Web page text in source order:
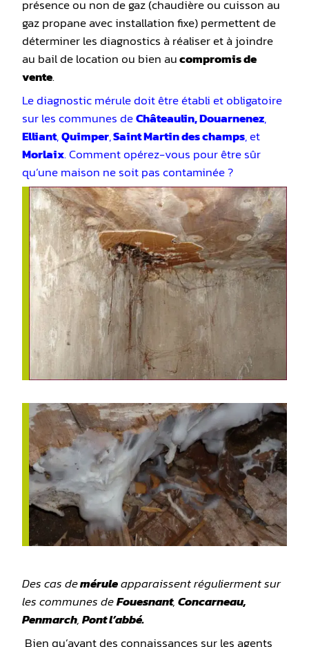
présence ou non de gaz (chaudière ou cuisson au
gaz propane avec installation fixe) permettent de
déterminer les diagnostics à réaliser et à joindre
au bail de location ou bien aucompromis de
vente.
Le diagnostic mérule doit être établi et obligatoire
sur les communes deChâteaulin, Douarnenez,
Elliant,Quimper,Saint Martin des champs, et
Morlaix. Comment opérez-vous pour être sûr
qu’une maison ne soit pas contaminée ?
Des cas deméruleapparaissent régulierment sur
les communes deFouesnant,Concarneau,
Penmarch,Pont l’abbé.
Bien qu’ayant des connaissances sur les agents